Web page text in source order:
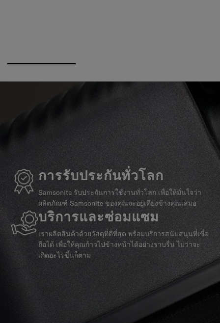
การรับประกันทั่วโลก
Samsonite รับประกันการใช้งานทั่วโลก เพื่อให้มั่นใจว่า
ผลิตภัณฑ์ Samsonite ของคุณจะอยู่เคียงข้างคุณเสมอ
บริการและซ่อมแซม
เราผลิตสินค้าด้วยวัสดุที่ดีที่สุด พร้อมบริการสนับสนุนที่เชื่อ
ถือได้ เพื่อให้คุณก้าวไปข้างหน้าได้อย่างราบรื่น ไม่ว่าจะ
เกิดอะไรขึ้นก็ตาม